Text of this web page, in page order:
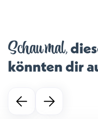
Schau mal,
könnten dir